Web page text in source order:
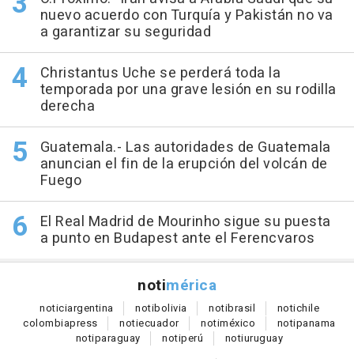
nuevo acuerdo con Turquía y Pakistán no va
a garantizar su seguridad
Christantus Uche se perderá toda la
temporada por una grave lesión en su rodilla
derecha
Guatemala.- Las autoridades de Guatemala
anuncian el fin de la erupción del volcán de
Fuego
El Real Madrid de Mourinho sigue su puesta
a punto en Budapest ante el Ferencvaros
notimérica
noticiargentina notibolivia notibrasil notichile
colombiapress notiecuador notiméxico notipanama
notiparaguay notiperú notiuruguay